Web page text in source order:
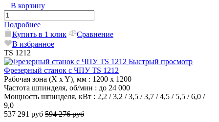
В корзину
Подробнее
Купить в 1 клик
Сравнение
В избранное
TS 1212
Быстрый просмотр
Фрезерный станок с ЧПУ TS 1212
Рабочая зона (X x Y), мм : 1200 x 1200
Частота шпинделя, об/мин : до 24 000
Мощность шпинделя, кВт : 2,2 / 3,2 / 3,5 / 3,7 / 4,5 / 5,5 / 6,0 /
9,0
537 291 руб 594 276 руб